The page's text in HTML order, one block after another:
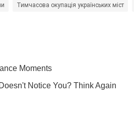
Тимчасова окупація українських міст